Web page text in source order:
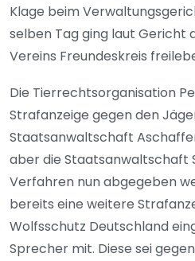
Klage beim
selben Tag ging laut Gericht
Vereins Freundeskreis
Die Tierrechtsorganisation
Strafanzeige gegen den
Staatsanwaltschaft
aber die Staatsanwaltschaft
Verfahren nun abgegeben
bereits eine weitere
Wolfsschutz Deutschland
Sprecher mit. Diese sei